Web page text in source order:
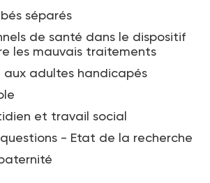
séparés
de santé dans le dispositif
les mauvais traitements
aux adultes handicapés
et travail social
- Etat de la recherche